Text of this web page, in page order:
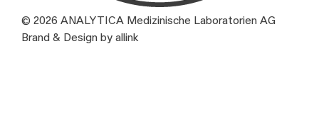
© 2026 ANALYTICA Medizinische Laboratorien AG
Brand & Design by allink